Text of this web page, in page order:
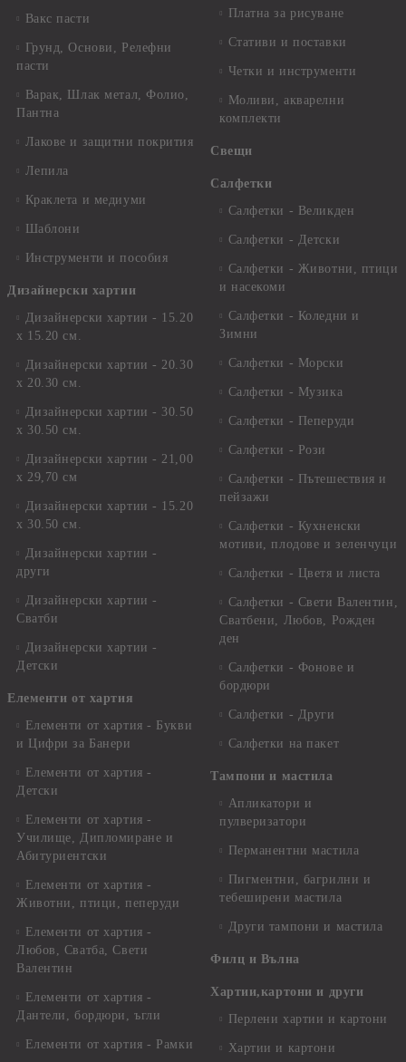
Вакс пасти
Грунд, Основи, Релефни
пасти
Варак, Шлак метал, Фолио,
Пантна
Лакове и защитни покрития
Лепила
Краклета и медиуми
Шаблони
Инструменти и пособия
Дизайнерски хартии
Дизайнерски хартии - 15.20
х 15.20 см.
Дизайнерски хартии - 20.30
х 20.30 см.
Дизайнерски хартии - 30.50
х 30.50 см.
Дизайнерски хартии - 21,00
х 29,70 см
Дизайнерски хартии - 15.20
x 30.50 см.
Дизайнерски хартии -
други
Дизайнерски хартии -
Сватби
Дизайнерски хартии -
Детски
Елементи от хартия
Елементи от хартия - Букви
и Цифри за Банери
Елементи от хартия -
Детски
Елементи от хартия -
Училище, Дипломиране и
Абитуриентски
Елементи от хартия -
Животни, птици, пеперуди
Елементи от хартия -
Любов, Сватба, Свети
Валентин
Елементи от хартия -
Дантели, бордюри, ъгли
Елементи от хартия - Рамки
Платна за рисуване
Стативи и поставки
Четки и инструменти
Моливи, акварелни
комплекти
Свещи
Салфетки
Салфетки - Великден
Салфетки - Детски
Салфетки - Животни, птици
и насекоми
Салфетки - Коледни и
Зимни
Салфетки - Морски
Салфетки - Музика
Салфетки - Пеперуди
Салфетки - Рози
Салфетки - Пътешествия и
пейзажи
Салфетки - Кухненски
мотиви, плодове и зеленчуци
Салфетки - Цветя и листа
Салфетки - Свети Валентин,
Сватбени, Любов, Рожден
ден
Салфетки - Фонове и
бордюри
Салфетки - Други
Салфетки на пакет
Тампони и мастила
Апликатори и
пулверизатори
Перманентни мастила
Пигментни, багрилни и
тебеширени мастила
Други тампони и мастила
Филц и Вълна
Хартии,картони и други
Перлени хартии и картони
Хартии и картони